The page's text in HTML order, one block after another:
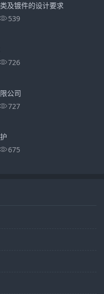
及镀件的设计要求
539
726
公司
727
675